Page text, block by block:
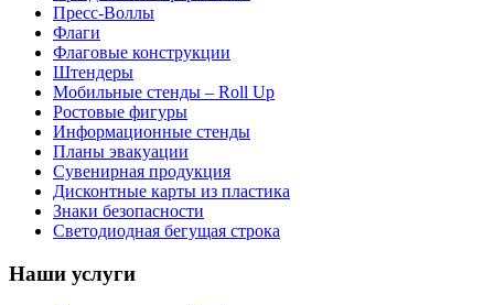
Пресс-Воллы
Флаги
Флаговые конструкции
Штендеры
Мобильные стенды – Roll Up
Ростовые фигуры
Информационные стенды
Планы эвакуации
Сувенирная продукция
Дисконтные карты из пластика
Знаки безопасности
Светодиодная бегущая строка
Наши услуги